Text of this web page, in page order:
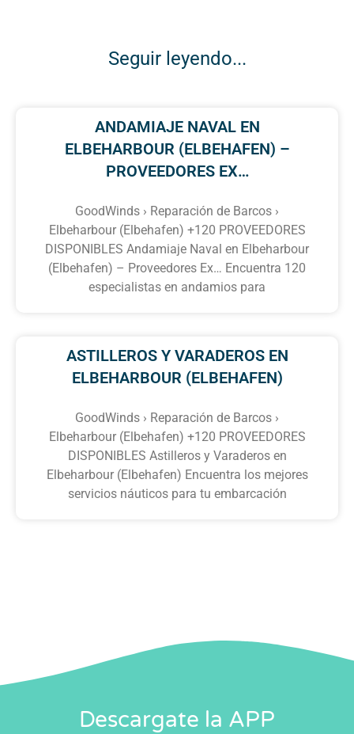
Seguir leyendo...
ANDAMIAJE NAVAL EN
ELBEHARBOUR (ELBEHAFEN) –
PROVEEDORES EX…
GoodWinds › Reparación de Barcos ›
Elbeharbour (Elbehafen) +120 PROVEEDORES
DISPONIBLES Andamiaje Naval en Elbeharbour
(Elbehafen) – Proveedores Ex… Encuentra 120
especialistas en andamios para
ASTILLEROS Y VARADEROS EN
ELBEHARBOUR (ELBEHAFEN)
GoodWinds › Reparación de Barcos ›
Elbeharbour (Elbehafen) +120 PROVEEDORES
DISPONIBLES Astilleros y Varaderos en
Elbeharbour (Elbehafen) Encuentra los mejores
servicios náuticos para tu embarcación
Descargate la APP